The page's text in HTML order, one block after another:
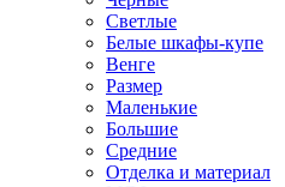
Светлые
Белые шкафы-купе
Венге
Размер
Маленькие
Большие
Средние
Отделка и материал